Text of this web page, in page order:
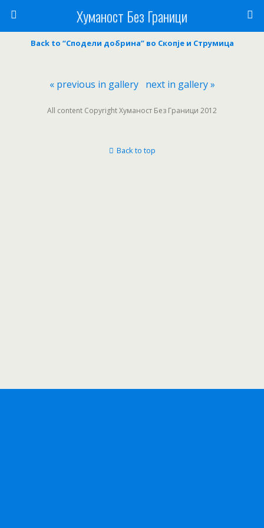
Хуманост Без Граници
Back to “Сподели добрина” во Скопје и Струмица
« previous in gallery next in gallery »
All content Copyright Хуманост Без Граници 2012
Back to top